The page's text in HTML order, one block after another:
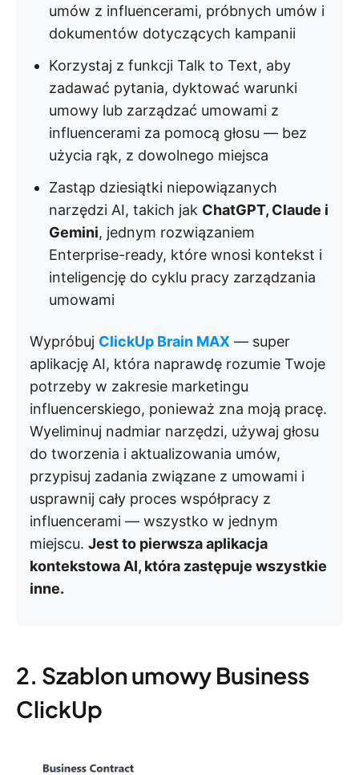
umów z influencerami, próbnych umów i
dokumentów dotyczących kampanii
Korzystaj z funkcji Talk to Text, aby
zadawać pytania, dyktować warunki
umowy lub zarządzać umowami z
influencerami za pomocą głosu — bez
użycia rąk, z dowolnego miejsca
Zastąp dziesiątki niepowiązanych
narzędzi AI, takich jak ChatGPT, Claude i
Gemini, jednym rozwiązaniem
Enterprise-ready, które wnosi kontekst i
inteligencję do cyklu pracy zarządzania
umowami
Wypróbuj ClickUp Brain MAX — super
aplikację AI, która naprawdę rozumie Twoje
potrzeby w zakresie marketingu
influencerskiego, ponieważ zna moją pracę.
Wyeliminuj nadmiar narzędzi, używaj głosu
do tworzenia i aktualizowania umów,
przypisuj zadania związane z umowami i
usprawnij cały proces współpracy z
influencerami — wszystko w jednym
miejscu. Jest to pierwsza aplikacja
kontekstowa AI, która zastępuje wszystkie
inne.
2. Szablon umowy Business
ClickUp